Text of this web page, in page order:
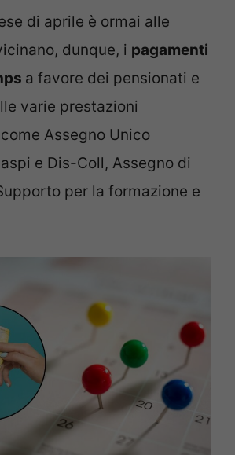
di aprile è ormai alle
dunque, i pagamenti
a favore dei pensionati e
varie prestazioni
Assegno Unico
e Dis-Coll, Assegno di
per la formazione e